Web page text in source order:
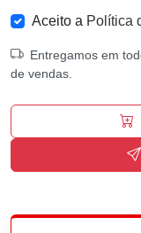
Aceito a Política
Entregamos em
de vendas.